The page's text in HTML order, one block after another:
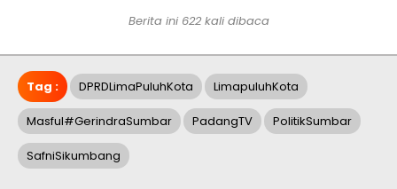
Berita ini 622 kali dibaca
Tag : DPRDLimaPuluhKota LimapuluhKota
Masful#GerindraSumbar PadangTV PolitikSumbar
SafniSikumbang